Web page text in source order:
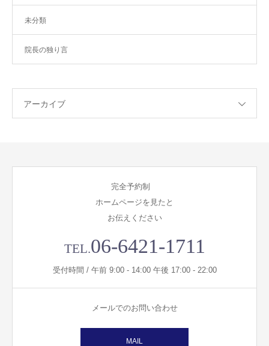
未分類
院長の独り言
アーカイブ
完全予約制
ホームページを見たと
お伝えください
TEL.06-6421-1711
受付時間 / 午前 9:00 - 14:00 午後 17:00 - 22:00
メールでのお問い合わせ
MAIL